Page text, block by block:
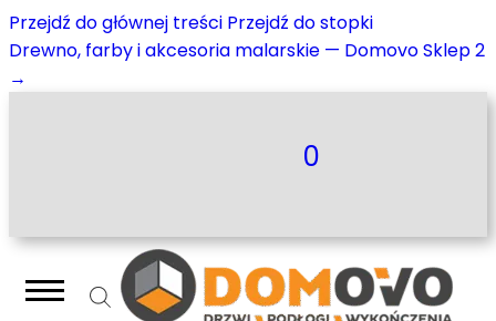
Przejdź do głównej treści Przejdź do stopki
Drewno, farby i akcesoria malarskie — Domovo Sklep 2
→
0